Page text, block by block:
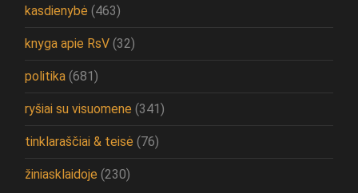
kasdienybė (463)
knyga apie RsV (32)
politika (681)
ryšiai su visuomene (341)
tinklaraščiai & teisė (76)
žiniasklaidoje (230)